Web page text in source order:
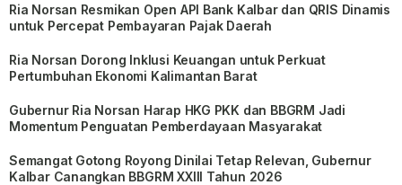
Ria Norsan Resmikan Open API Bank Kalbar dan QRIS Dinamis
untuk Percepat Pembayaran Pajak Daerah
Ria Norsan Dorong Inklusi Keuangan untuk Perkuat
Pertumbuhan Ekonomi Kalimantan Barat
Gubernur Ria Norsan Harap HKG PKK dan BBGRM Jadi
Momentum Penguatan Pemberdayaan Masyarakat
Semangat Gotong Royong Dinilai Tetap Relevan, Gubernur
Kalbar Canangkan BBGRM XXIII Tahun 2026